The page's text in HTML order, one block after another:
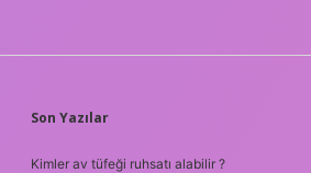
SIDEBAR
Son Yazılar
Kimler av tüfeği ruhsatı alabilir ?